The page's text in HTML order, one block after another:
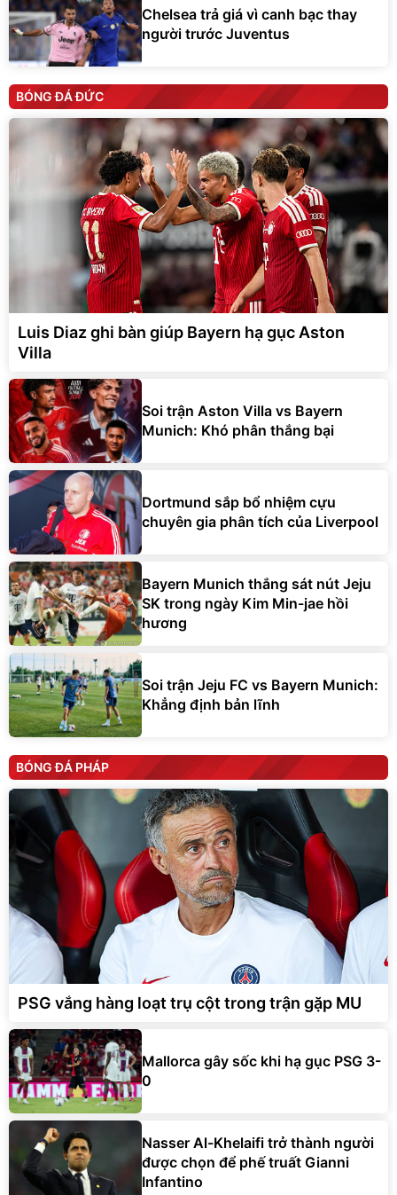
Chelsea trả giá vì canh bạc thay
người trước Juventus
BÓNG ĐÁ ĐỨC
Luis Diaz ghi bàn giúp Bayern hạ gục Aston
Villa
Soi trận Aston Villa vs Bayern
Munich: Khó phân thắng bại
Dortmund sắp bổ nhiệm cựu
chuyên gia phân tích của Liverpool
Bayern Munich thắng sát nút Jeju
SK trong ngày Kim Min-jae hồi
hương
Soi trận Jeju FC vs Bayern Munich:
Khẳng định bản lĩnh
BÓNG ĐÁ PHÁP
PSG vắng hàng loạt trụ cột trong trận gặp MU
Mallorca gây sốc khi hạ gục PSG 3-
0
Nasser Al-Khelaifi trở thành người
được chọn để phế truất Gianni
Infantino